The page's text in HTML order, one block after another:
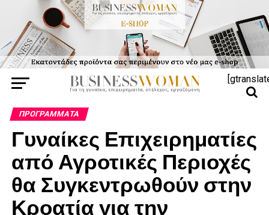
ΠΡΟΓΡΆΜΜΑΤΑ
Γυναίκες Επιχειρηματίες
από Αγροτικές Περιοχές
θα Συγκεντρωθούν στην
Κροατία για την